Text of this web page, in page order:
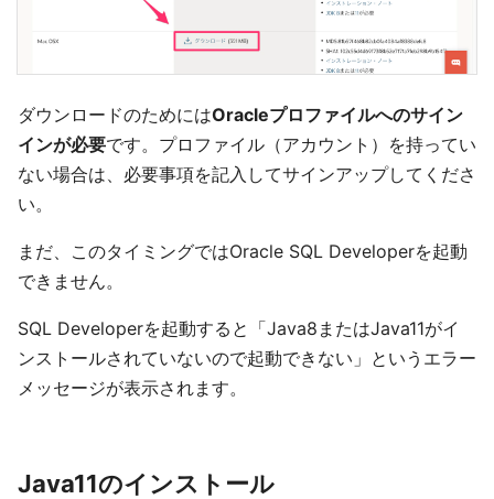
ダウンロードのためにはOracleプロファイルへのサイン
インが必要です。プロファイル（アカウント）を持ってい
ない場合は、必要事項を記入してサインアップしてくださ
い。
まだ、このタイミングではOracle SQL Developerを起動
できません。
SQL Developerを起動すると「Java8またはJava11がイ
ンストールされていないので起動できない」というエラー
メッセージが表示されます。
Java11のインストール